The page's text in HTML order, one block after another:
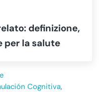
definizione,
per la salute
Cognitiva,